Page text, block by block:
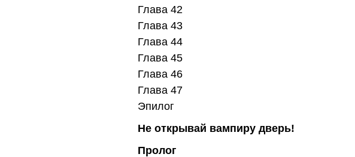
Глава 42
Глава 43
Глава 44
Глава 45
Глава 46
Глава 47
Эпилог
Не открывай вампиру дверь!
Пролог